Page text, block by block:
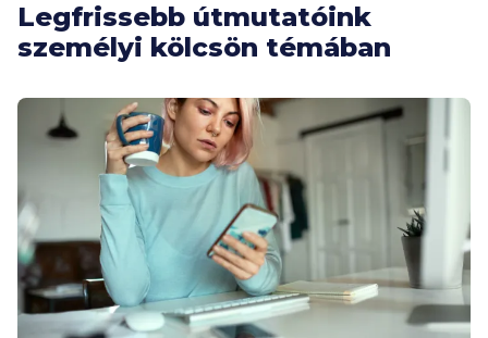
Legfrissebb útmutatóink
személyi kölcsön témában